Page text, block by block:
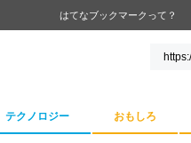
はてなブックマークって？
テクノロジー おもしろ